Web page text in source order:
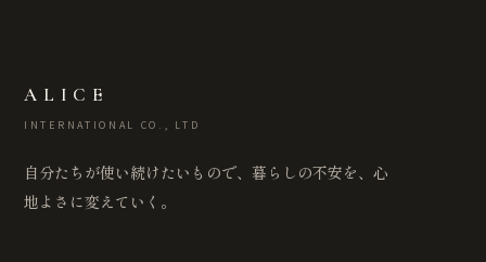
ALICE
INTERNATIONAL CO., LTD
自分たちが使い続けたいもので、暮らしの不安を、心
地よさに変えていく。